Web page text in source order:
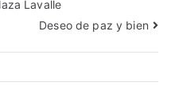
Lavalle
Deseo de paz y bien